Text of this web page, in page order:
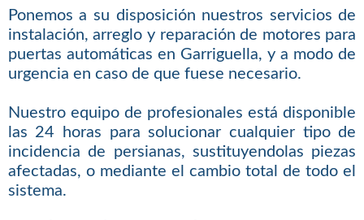
Ponemos a su disposición nuestros servicios de
instalación, arreglo y reparación de motores para
puertas automáticas en Garriguella, y a modo de
urgencia en caso de que fuese necesario.
Nuestro equipo de profesionales está disponible
las 24 horas para solucionar cualquier tipo de
incidencia de persianas, sustituyendolas piezas
afectadas, o mediante el cambio total de todo el
sistema.